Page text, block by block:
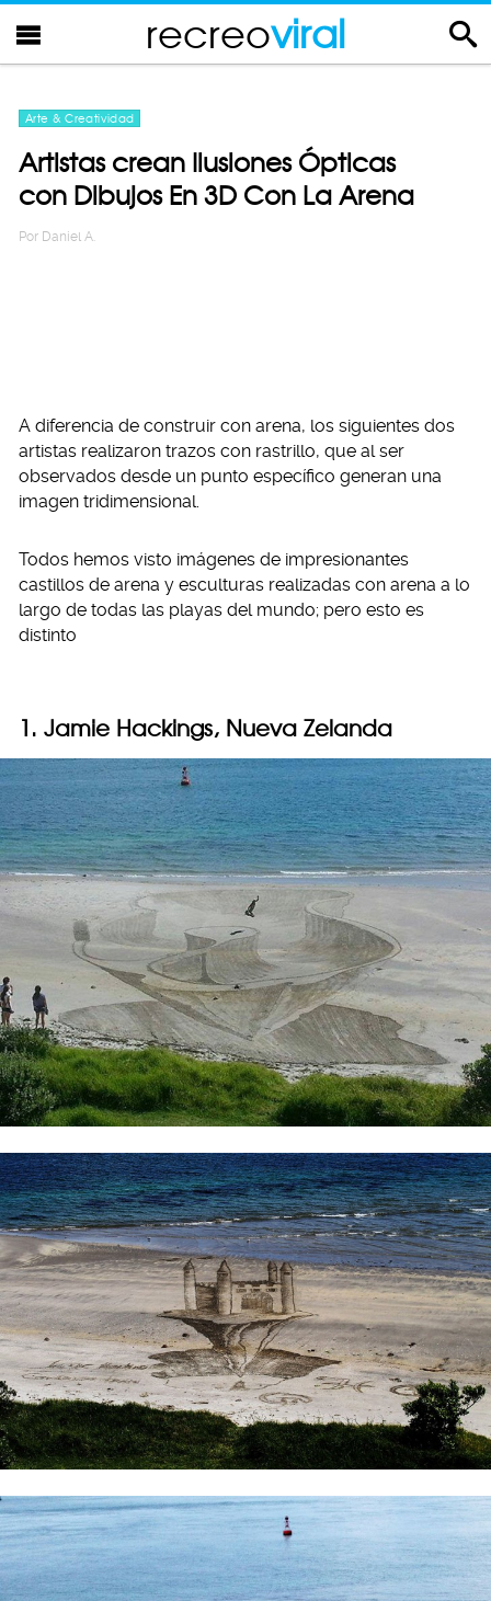
recreoviral
Arte & Creatividad
Artistas crean Ilusiones Ópticas
con Dibujos En 3D Con La Arena
Por Daniel A.
A diferencia de construir con arena, los siguientes dos
artistas realizaron trazos con rastrillo, que al ser
observados desde un punto específico generan una
imagen tridimensional.
Todos hemos visto imágenes de impresionantes
castillos de arena y esculturas realizadas con arena a lo
largo de todas las playas del mundo; pero esto es
distinto
1. Jamie Hackings, Nueva Zelanda